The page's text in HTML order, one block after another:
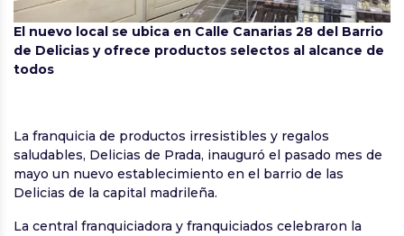
El nuevo local se ubica en Calle Canarias 28 del Barrio
de Delicias y ofrece productos selectos al alcance de
todos
La franquicia de productos irresistibles y regalos
saludables, Delicias de Prada, inauguró el pasado mes de
mayo un nuevo establecimiento en el barrio de las
Delicias de la capital madrileña.
La central franquiciadora y franquiciados celebraron la